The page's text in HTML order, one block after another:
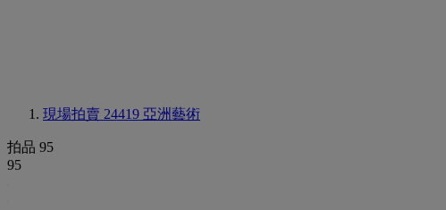
現場拍賣 24419 亞洲藝術
拍品 95
95